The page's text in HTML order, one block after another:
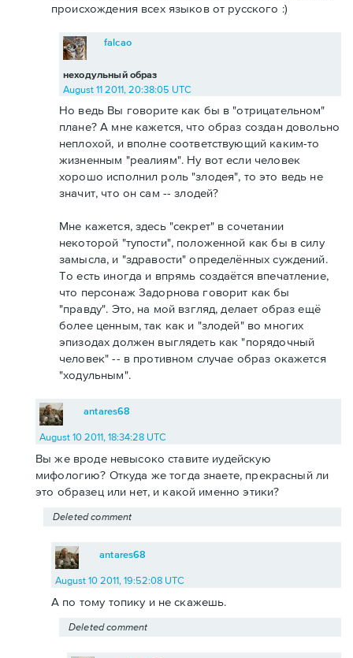
происхождения всех языков от русского :)
неходульный образ
falcao
August 11 2011, 20:38:05 UTC
Но ведь Вы говорите как бы в "отрицательном"
плане? А мне кажется, что образ создан довольно
неплохой, и вполне соответствующий каким-то
жизненным "реалиям". Ну вот если человек
хорошо исполнил роль "злодея", то это ведь не
значит, что он сам -- злодей?
Мне кажется, здесь "секрет" в сочетании
некоторой "тупости", положенной как бы в силу
замысла, и "здравости" определённых суждений.
То есть иногда и впрямь создаётся впечатление,
что персонаж Задорнова говорит как бы
"правду". Это, на мой взгляд, делает образ ещё
более ценным, так как и "злодей" во многих
эпизодах должен выглядеть как "порядочный
человек" -- в противном случае образ окажется
"ходульным".
antares68
August 10 2011, 18:34:28 UTC
Вы же вроде невысоко ставите иудейскую
мифологию? Откуда же тогда знаете, прекрасный ли
это образец или нет, и какой именно этики?
Deleted comment
antares68
August 10 2011, 19:52:08 UTC
А по тому топику и не скажешь.
Deleted comment